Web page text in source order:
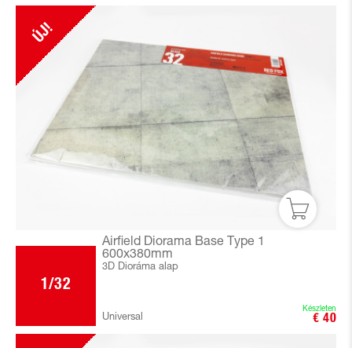
ÚJ!
1/32
Airfield Diorama Base Type 1
600x380mm
3D Dioráma alap
Universal
Készleten
€ 40